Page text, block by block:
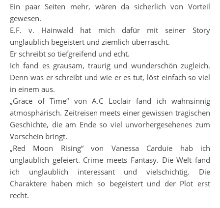
Ein paar Seiten mehr, wären da sicherlich von Vorteil
gewesen.
E.F. v. Hainwald hat mich dafür mit seiner Story
unglaublich begeistert und ziemlich überrascht.
Er schreibt so tiefgreifend und echt.
Ich fand es grausam, traurig und wunderschön zugleich.
Denn was er schreibt und wie er es tut, löst einfach so viel
in einem aus.
„Grace of Time“ von A.C Loclair fand ich wahnsinnig
atmosphärisch. Zeitreisen meets einer gewissen tragischen
Geschichte, die am Ende so viel unvorhergesehenes zum
Vorschein bringt.
„Red Moon Rising“ von Vanessa Carduie hab ich
unglaublich gefeiert. Crime meets Fantasy. Die Welt fand
ich unglaublich interessant und vielschichtig. Die
Charaktere haben mich so begeistert und der Plot erst
recht.